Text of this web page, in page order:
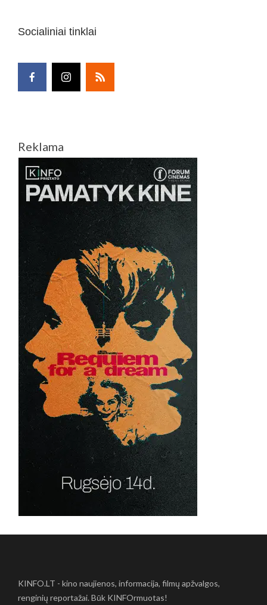
Socialiniai tinklai
Reklama
KINFO.LT - kino naujienos, informacija, filmų apžvalgos,
renginių reportažai. Būk KINFOrmuotas!